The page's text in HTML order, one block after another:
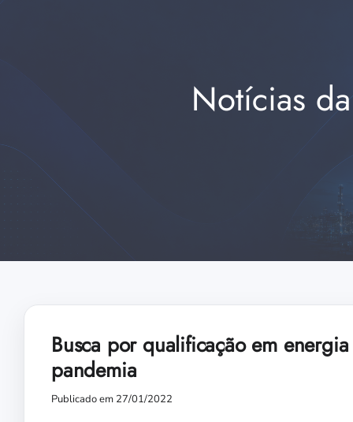
Notícias
Busca por qualificação em
pandemia
Publicado em 27/01/2022